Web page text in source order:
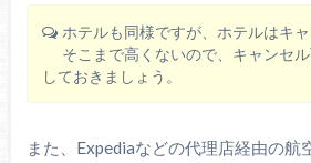
ホテルも同様ですが、ホテルはキ
そこまで高くないので、キャンセ
しておきましょう。
また、Expediaなどの代理店経由の航